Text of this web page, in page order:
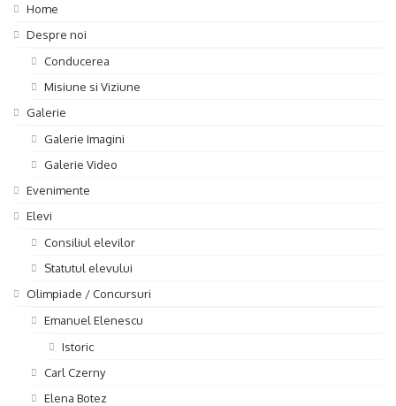
Home
Despre noi
Conducerea
Misiune si Viziune
Galerie
Galerie Imagini
Galerie Video
Evenimente
Elevi
Consiliul elevilor
Statutul elevului
Olimpiade / Concursuri
Emanuel Elenescu
Istoric
Carl Czerny
Elena Botez